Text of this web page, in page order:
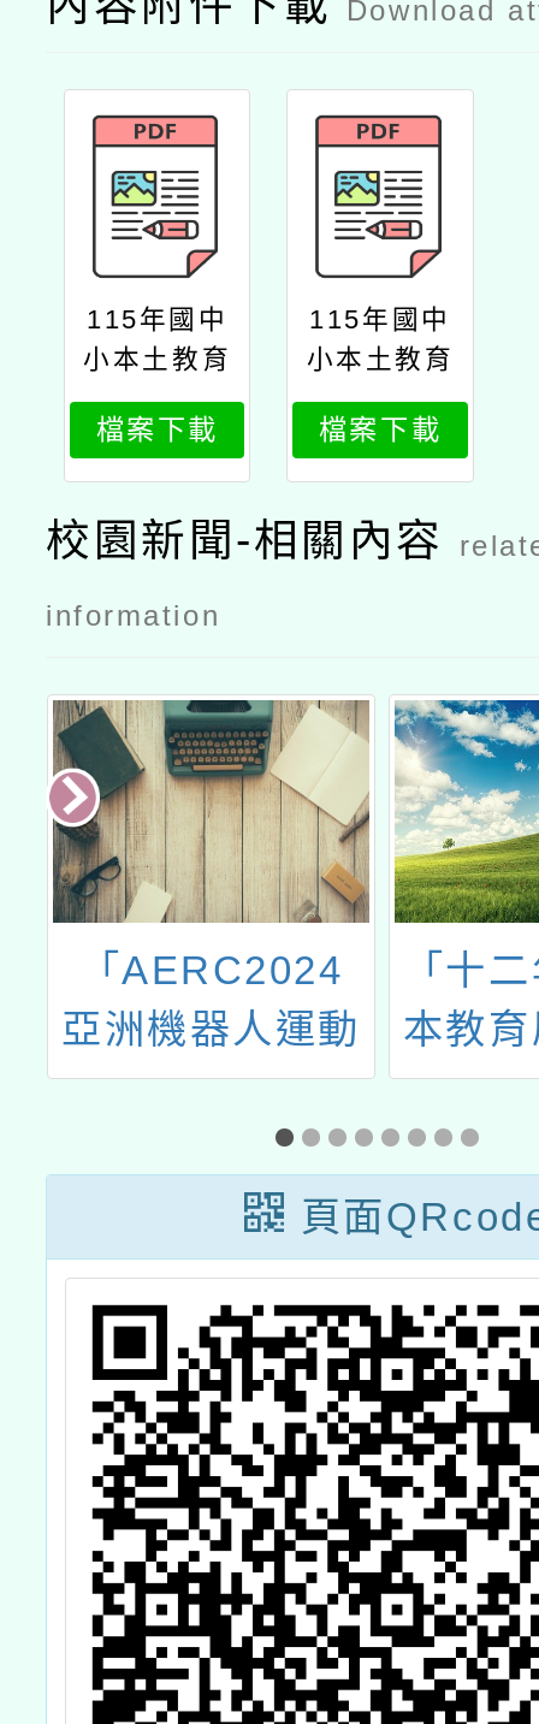
Download
115年國中
小本土教育
教材徵集計
畫
檔案下載
115年國中
小本土教育
教材徵集計
畫公文
檔案下載
校園新聞-相關內容
information
「AERC2024
亞洲機器人運動
競技大賽」
「十
本教
文化
作研
花蓮
頁面